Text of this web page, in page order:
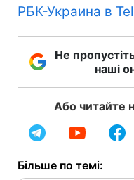
РБК-Украина в
Не
наші
Або читайте
Більше по темі: